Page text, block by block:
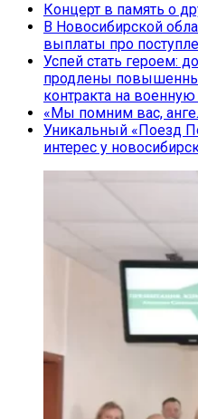
Концерт в память о
В Новосибирской
выплаты про
Успей стать героем:
продлены
контракта на
«Мы помним вас,
Уникальный «Поезд
интерес у